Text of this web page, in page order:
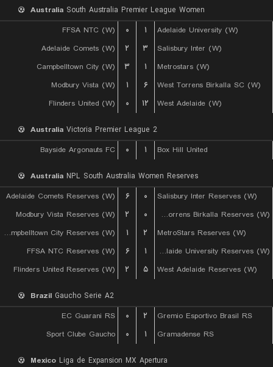
Australia South Australia Premier League Women
FFSA NTC (W)
۰ ۱
Adelaide University (W)
Adelaide Comets (W)
۲ ۳
Salisbury Inter (W)
Campbelltown City (W)
۳ ۱
Metrostars (W)
Modbury Vista (W)
۱ ۶
West Torrens Birkalla SC (W)
Flinders United (W)
۰ ۱۲ West Adelaide (W)
Australia Victoria Premier League 2
Bayside Argonauts FC
۰ ۱ Box Hill United
Australia NPL South Australia Women Reserves
Adelaide Comets Reserves (W)
۶ ۰
Salisbury Inter Reserves (W)
Modbury Vista Reserves (W)
۲ ۰
West Torrens Birkalla Reserves (W)
Campbelltown City Reserves (W)
۱ ۲
MetroStars Reserves (W)
FFSA NTC Reserves (W)
۶ ۱
Adelaide University Reserves (W)
Flinders United Reserves (W)
۲ ۵ West Adelaide Reserves (W)
Brazil Gaucho Serie A2
EC Guarani RS
۰ ۲
Gremio Esportivo Brasil RS
Sport Clube Gaucho
۰ ۱ Gramadense RS
Mexico Liga de Expansion MX Apertura